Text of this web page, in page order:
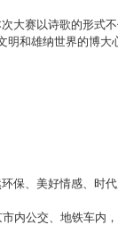
大赛以诗歌的形式
明和雄纳世界的博
保、美好情感、时
内公交、地铁车内